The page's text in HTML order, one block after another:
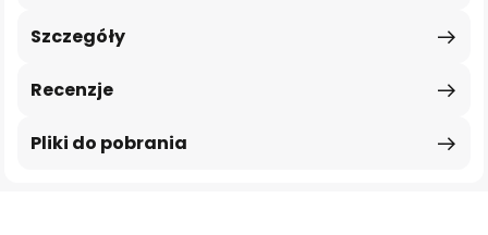
Szczegóły
Recenzje
Pliki do pobrania